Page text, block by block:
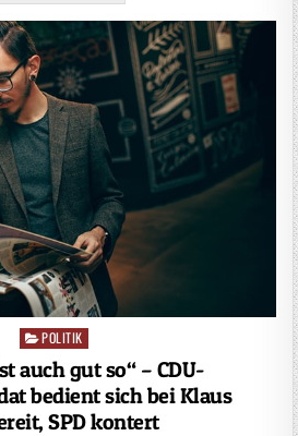
Posted
POLITIK
auch gut so“ – CDU-
bedient sich bei Klaus
SPD kontert